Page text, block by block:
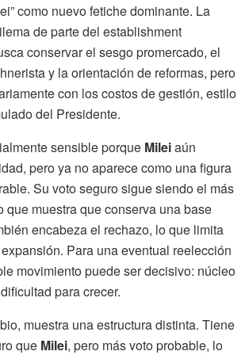
como nuevo fetiche dominante. La
de parte del establishment
conservar el sesgo promercado, el
y la orientación de reformas, pero
con los costos de gestión, estilo
del Presidente.
sensible porque Mileiaún
pero ya no aparece como una figura
Su voto seguro sigue siendo el más
que muestra que conserva una base
encabeza el rechazo, lo que limita
Para una eventual reelección
movimiento puede ser decisivo: núcleo
para crecer.
muestra una estructura distinta. Tiene
que Milei, pero más voto probable, lo